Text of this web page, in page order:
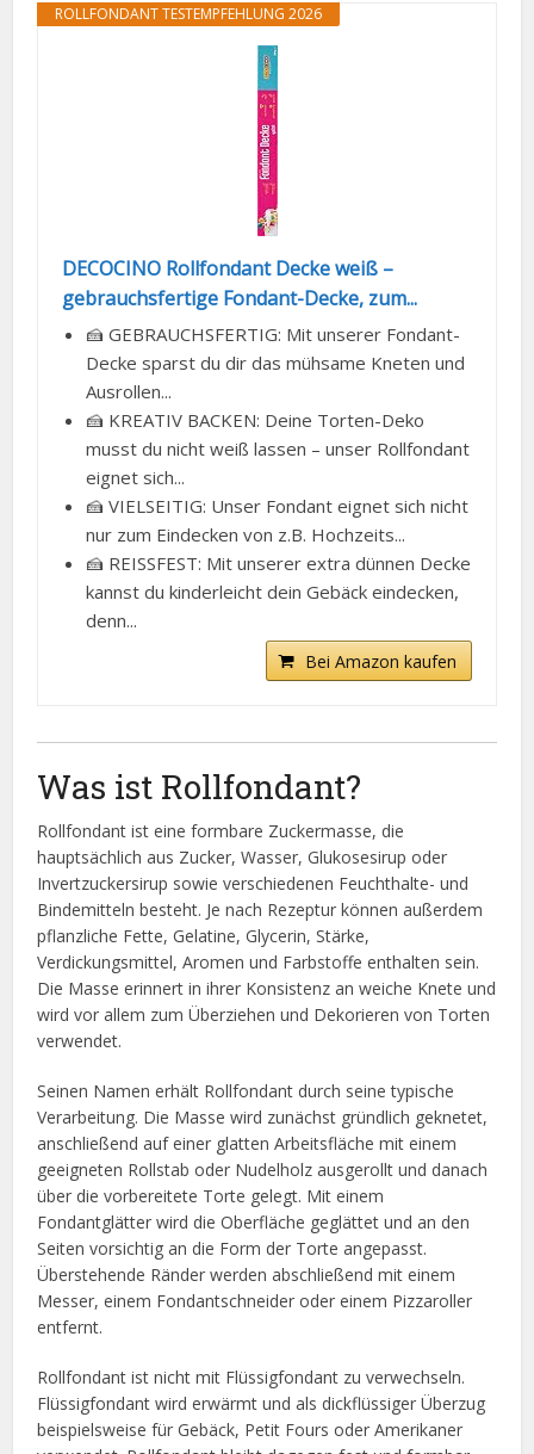
ROLLFONDANT TESTEMPFEHLUNG 2026
DECOCINO Rollfondant Decke weiß –
gebrauchsfertige Fondant-Decke, zum...
🍰 GEBRAUCHSFERTIG: Mit unserer Fondant-
Decke sparst du dir das mühsame Kneten und
Ausrollen...
🍰 KREATIV BACKEN: Deine Torten-Deko
musst du nicht weiß lassen – unser Rollfondant
eignet sich...
🍰 VIELSEITIG: Unser Fondant eignet sich nicht
nur zum Eindecken von z.B. Hochzeits...
🍰 REISSFEST: Mit unserer extra dünnen Decke
kannst du kinderleicht dein Gebäck eindecken,
denn...
Bei Amazon kaufen
Was ist Rollfondant?
Rollfondant ist eine formbare Zuckermasse, die
hauptsächlich aus Zucker, Wasser, Glukosesirup oder
Invertzuckersirup sowie verschiedenen Feuchthalte- und
Bindemitteln besteht. Je nach Rezeptur können außerdem
pflanzliche Fette, Gelatine, Glycerin, Stärke,
Verdickungsmittel, Aromen und Farbstoffe enthalten sein.
Die Masse erinnert in ihrer Konsistenz an weiche Knete und
wird vor allem zum Überziehen und Dekorieren von Torten
verwendet.
Seinen Namen erhält Rollfondant durch seine typische
Verarbeitung. Die Masse wird zunächst gründlich geknetet,
anschließend auf einer glatten Arbeitsfläche mit einem
geeigneten Rollstab oder Nudelholz ausgerollt und danach
über die vorbereitete Torte gelegt. Mit einem
Fondantglätter wird die Oberfläche geglättet und an den
Seiten vorsichtig an die Form der Torte angepasst.
Überstehende Ränder werden abschließend mit einem
Messer, einem Fondantschneider oder einem Pizzaroller
entfernt.
Rollfondant ist nicht mit Flüssigfondant zu verwechseln.
Flüssigfondant wird erwärmt und als dickflüssiger Überzug
beispielsweise für Gebäck, Petit Fours oder Amerikaner